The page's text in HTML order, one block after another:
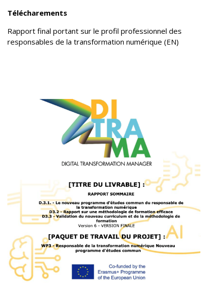
Télécharements
Rapport final portant sur le profil professionnel des
responsables de la transformation numérique (EN)